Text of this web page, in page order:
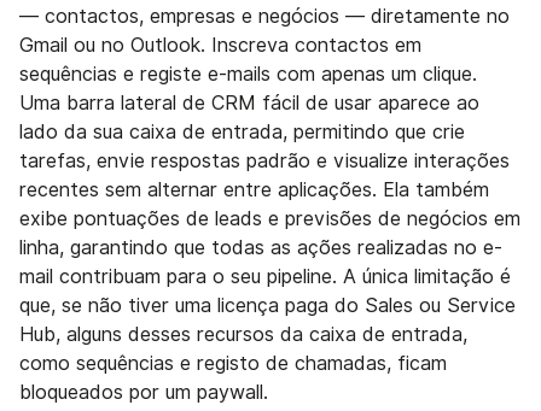
— contactos, empresas e negócios — diretamente no
Gmail ou no Outlook. Inscreva contactos em
sequências e registe e-mails com apenas um clique.
Uma barra lateral de CRM fácil de usar aparece ao
lado da sua caixa de entrada, permitindo que crie
tarefas, envie respostas padrão e visualize interações
recentes sem alternar entre aplicações. Ela também
exibe pontuações de leads e previsões de negócios em
linha, garantindo que todas as ações realizadas no e-
mail contribuam para o seu pipeline. A única limitação é
que, se não tiver uma licença paga do Sales ou Service
Hub, alguns desses recursos da caixa de entrada,
como sequências e registo de chamadas, ficam
bloqueados por um paywall.